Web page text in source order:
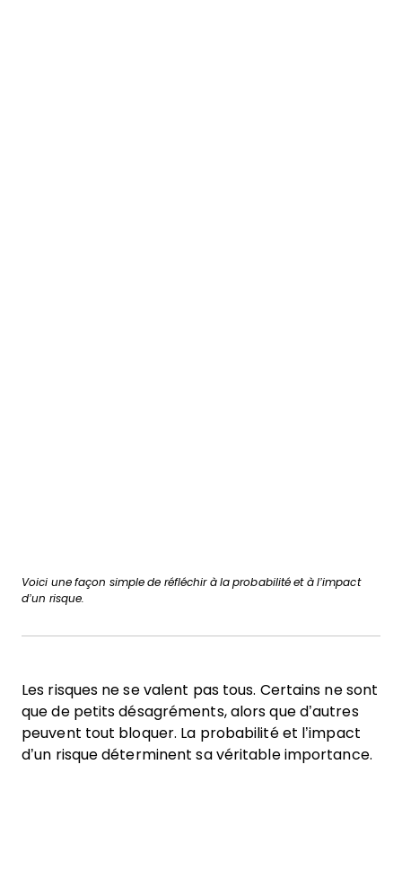
Voici une façon simple de réfléchir à la probabilité et à l’impact
d’un risque.
Les risques ne se valent pas tous. Certains ne sont
que de petits désagréments, alors que d’autres
peuvent tout bloquer. La probabilité et l’impact
d’un risque déterminent sa véritable importance.